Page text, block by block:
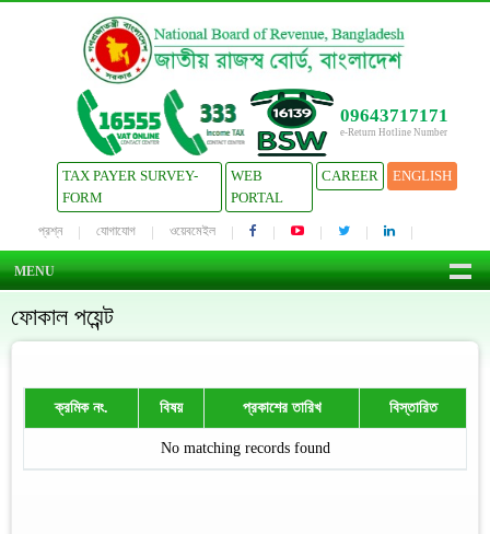
09643717171
e-Return Hotline Number
TAX PAYER SURVEY-
FORM
WEB
PORTAL
CAREER ENGLISH
প্রশ্ন যোগাযোগ ওয়েবমেইল
MENU
ফোকাল পয়েন্ট
ক্রমিক নং. বিষয় প্রকাশের তারিখ বিস্তারিত
No matching records found